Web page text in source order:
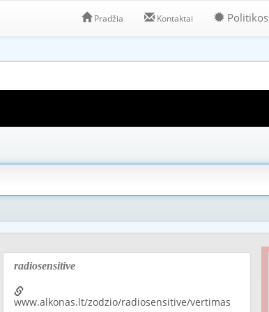
Pradžia Kontaktai Politikos
radiosensitive
www.alkonas.lt/zodzio/radiosensitive/vertimas